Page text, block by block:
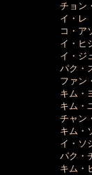
チョン
イ・レ
コ・ア
イ・ヒ
イ・ジ
パク・
ファン
キム・
キム・
チャン
キム・
イ・ソ
パク・
キム・